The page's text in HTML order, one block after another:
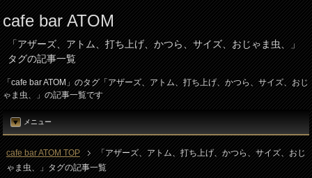
cafe bar ATOM
「アザーズ、アトム、打ち上げ、かつら、サイズ、おじゃま虫、」
タグの記事一覧
「cafe bar ATOM」のタグ「アザーズ、アトム、打ち上げ、かつら、サイズ、おじ
ゃま虫、」の記事一覧です
メニュー
cafe bar ATOM TOP
「アザーズ、アトム、打ち上げ、かつら、サイズ、おじ
ゃま虫、」タグの記事一覧